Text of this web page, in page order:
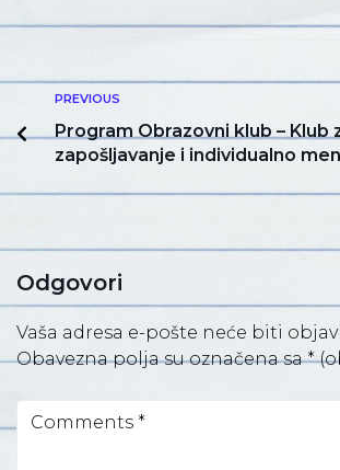
PREVIOUS
Program Obrazovni klub – Klub
zapošljavanje i individualno
Odgovori
Vaša adresa e-pošte neće biti
Obavezna polja su označena sa*